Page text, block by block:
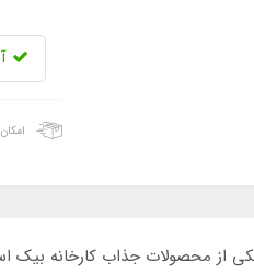
بیک یکی از محصولات جذاب